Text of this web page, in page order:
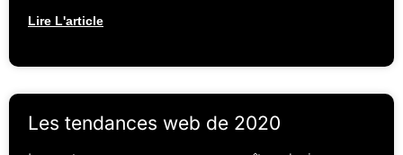
Lire L'article
Les tendances web de 2020